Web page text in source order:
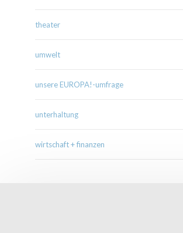
theater
umwelt
unsere EUROPA!-umfrage
unterhaltung
wirtschaft + finanzen